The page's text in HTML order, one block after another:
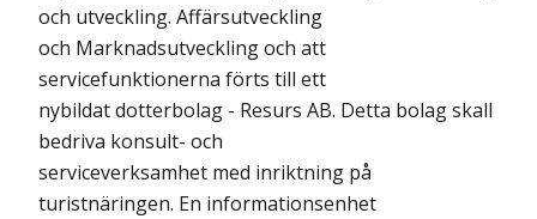
och utveckling. Affärsutveckling
och Marknadsutveckling och att
servicefunktionerna förts till ett
nybildat dotterbolag - Resurs AB. Detta bolag skall
bedriva konsult- och
serviceverksamhet med inriktning på
turistnäringen. En informationsenhet